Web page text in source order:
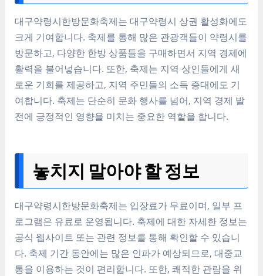
대구약령시한방문화축제는 대구약령시 상권 활성화에도
크게 기여합니다. 축제를 통해 많은 관광객들이 약령시를
방문하고, 다양한 한방 상품들을 구매하면서 지역 경제에
활력을 불어넣습니다. 또한, 축제는 지역 상인들에게 새
로운 기회를 제공하고, 지역 주민들의 소득 증대에도 기
여합니다. 축제는 단순히 문화 행사를 넘어, 지역 경제 발
전에 긍정적인 영향을 미치는 중요한 역할을 합니다.
놓치지 말아야 할 정보
대구약령시한방문화축제는 입장료가 무료이며, 일부 프
로그램은 유료로 운영됩니다. 축제에 대한 자세한 정보는
공식 웹사이트 또는 관련 정보를 통해 확인할 수 있습니
다. 축제 기간 동안에는 많은 인파가 예상되므로, 대중교
통을 이용하는 것이 편리합니다. 또한, 쾌적한 관람을 위